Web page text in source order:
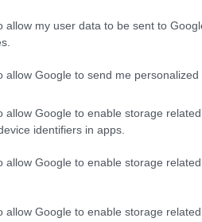
allow my user data to be sent to
allow Google to send me personalized
allow Google to enable storage
identifiers in apps.
allow Google to enable storage
allow Google to enable storage
συνέργειες.
της διοργάνωσης και το
στον τουρισμό.
πραγματοποιήθηκε
Φιορεντίνου, του
του
της Adventure
η σημασία του
και για την